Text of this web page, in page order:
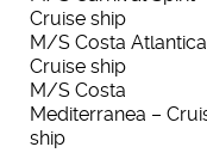
Cruise ship
M/S Costa
Cruise ship
M/S Costa
Mediterranea –
ship